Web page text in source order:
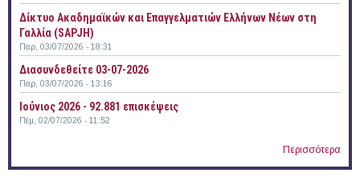
Δίκτυο Ακαδημαϊκών και Επαγγελματιών Ελλήνων Νέων στη
Γαλλία (SAPJH)
Παρ, 03/07/2026 - 18:31
Διασυνδεθείτε 03-07-2026
Παρ, 03/07/2026 - 13:16
Ιούνιος 2026 - 92.881 επισκέψεις
Πέμ, 02/07/2026 - 11:52
Περισσότερα